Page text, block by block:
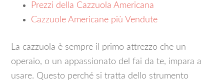
Prezzi della Cazzuola Americana
Cazzuole Americane più Vendute
La cazzuola è sempre il primo attrezzo che un
operaio, o un appassionato del fai da te, impara a
usare. Questo perché si tratta dello strumento